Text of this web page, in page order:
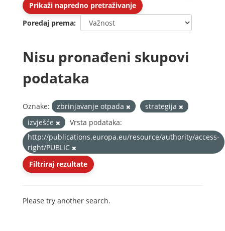
Prikaži napredno pretraživanje
Poredaj prema
Nisu pronađeni skupovi
podataka
Oznake: zbrinjavanje otpada
strategija
izvješće
Vrsta podataka:
http://publications.europa.eu/resource/authority/access-
right/PUBLIC
Filtriraj rezultate
Please try another search.